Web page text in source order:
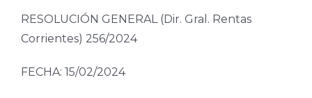
RESOLUCIÓN GENERAL (Dir. Gral. Rentas
Corrientes) 256/2024
FECHA: 15/02/2024